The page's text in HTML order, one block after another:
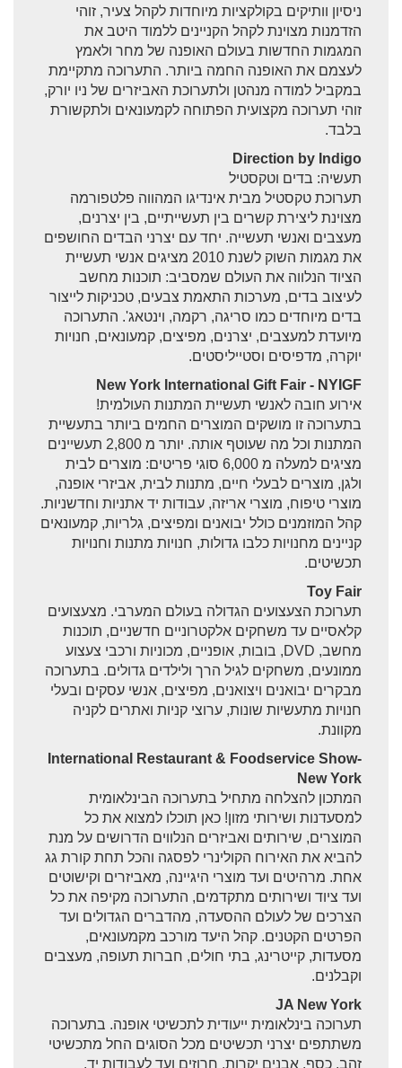
הסנטראל פארק
פרוספקט פארק
שאלות ותשובות נפוצות
הזמנת מונית בניו יורק
פנויים פנויות בניו יורק
ארועים בניו יורק
בניינים בניו יורק
Sitemap
צרו קשר
לוגו ניו יורק חינמי
ניסיון וותיקים בקולקציות מיוחדות לקהל צעיר, זוהי
הזדמנות מצוינת לקהל הקניינים ללמוד היטב את
המגמות החדשות בעולם האופנה של מחר ולאמץ
לעצמם את האופנה החמה ביותר. התערוכה מתקיימת
במקביל למודה מנהטן ולתערוכת האביזרים של ניו יורק,
זוהי תערוכה מקצועית הפתוחה לקמעונאים ולתקשורת
בלבד.
Direction by Indigo
תעשיה: בדים וטקסטיל
תערוכת טקסטיל מבית אינדיגו המהווה פלטפורמה
מצוינת ליצירת קשרים בין תעשייתיים, בין יצרנים,
מעצבים ואנשי תעשייה. יחד עם יצרני הבדים החושפים
את מגמות השוק לשנת 2010 מציגים אנשי תעשיית
הציוד הנלווה את העולם שמסביב: תוכנות מחשב
לעיצוב בדים, מערכות התאמת צבעים, טכניקות לייצור
בדים מיוחדים כמו סריגה, רקמה, וינטאג'. התערוכה
מיועדת למעצבים, יצרנים, מפיצים, קמעונאים, חנויות
יוקרה, מדפיסים וסטייליסטים.
New York International Gift Fair - NYIGF
אירוע חובה לאנשי תעשיית המתנות העולמית!
בתערוכה זו מושקים המוצרים החמים ביותר בתעשיית
המתנות וכל מה שעוטף אותה. יותר מ 2,800 תעשיינים
מציגים למעלה מ 6,000 סוגי פריטים: מוצרים לבית
ולגן, מוצרים לבעלי חיים, מתנות לבית, אביזרי אופנה,
מוצרי טיפוח, מוצרי אריזה, עבודות יד אתניות וחדשניות.
קהל המוזמנים כולל יבואנים ומפיצים, גלריות, קמעונאים
קניינים מחנויות כלבו גדולות, חנויות מתנות וחנויות
תכשיטים.
Toy Fair
תערוכת הצעצועים הגדולה בעולם המערבי. מצעצועים
קלאסיים עד משחקים אלקטרוניים חדשניים, תוכנות
מחשב, DVD, בובות, אופניים, מכוניות ורכבי צעצוע
ממונעים, משחקים לגיל הרך ולילדים גדולים. בתערוכה
מבקרים יבואנים ויצואנים, מפיצים, אנשי עסקים ובעלי
חנויות מתעשיות שונות, ערוצי קניות ואתרים לקניה
מקוונת.
International Restaurant & Foodservice Show-
New York
המתכון להצלחה מתחיל בתערוכה הבינלאומית
למסעדנות ושירותי מזון! כאן תוכלו למצוא את כל
המוצרים, שירותים ואביזרים הנלווים הדרושים על מנת
להביא את האירוח הקולינרי לפסגה והכל תחת קורת גג
אחת. מרהיטים ועד מוצרי היגיינה, מאביזרים וקישוטים
ועד ציוד ושירותים מתקדמים, התערוכה מקיפה את כל
הצרכים של לעולם ההסעדה, מהדברים הגדולים ועד
הפרטים הקטנים. קהל היעד מורכב מקמעונאים,
מסעדות, קייטרינג, בתי חולים, חברות תעופה, מעצבים
וקבלנים.
JA New York
תערוכה בינלאומית ייעודית לתכשיטי אופנה. בתערוכה
משתתפים יצרני תכשיטים מכל הסוגים החל מתכשיטי
זהב, כסף, אבנים יקרות, חרוזים ועד לעבודות יד,